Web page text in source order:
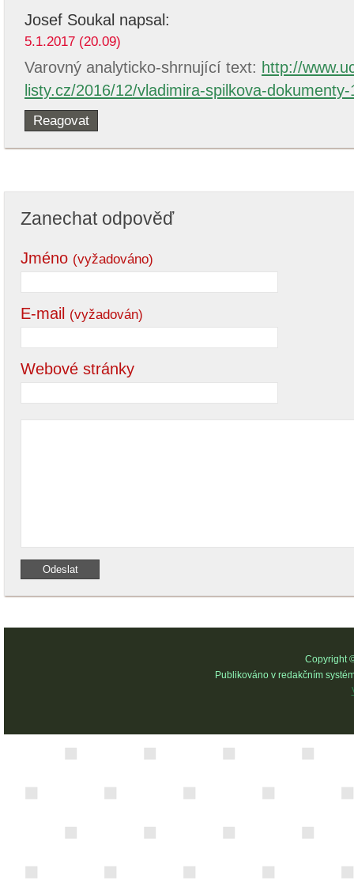
Josef Soukal napsal:
5.1.2017 (20.09)
Varovný analyticko-shrnující text: http://
listy.cz/2016/12/vladimira-spilkova-
Reagovat
Zanechat odpověď
Jméno (vyžadováno)
E-mail (vyžadován)
Webové stránky
Copyright
Publikováno v redakčním